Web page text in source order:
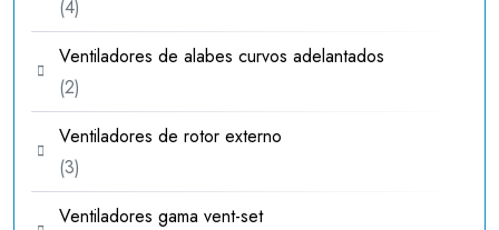
44
productos
Ventiladores de alabes curvos adelantados
22
productos
Ventiladores de rotor externo
33
productos
Ventiladores gama vent-set